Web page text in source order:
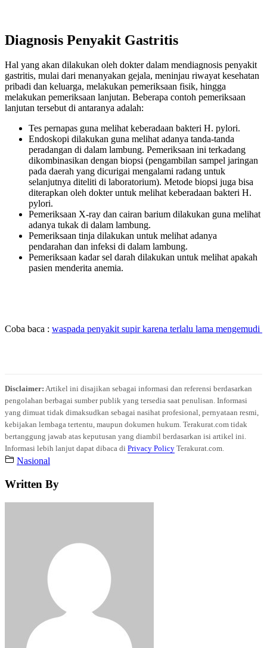
Diagnosis Penyakit Gastritis
Hal yang akan dilakukan oleh dokter dalam mendiagnosis penyakit
gastritis, mulai dari menanyakan gejala, meninjau riwayat kesehatan
pribadi dan keluarga, melakukan pemeriksaan fisik, hingga
melakukan pemeriksaan lanjutan. Beberapa contoh pemeriksaan
lanjutan tersebut di antaranya adalah:
Tes pernapas guna melihat keberadaan bakteri H. pylori.
Endoskopi dilakukan guna melihat adanya tanda-tanda
peradangan di dalam lambung. Pemeriksaan ini terkadang
dikombinasikan dengan biopsi (pengambilan sampel jaringan
pada daerah yang dicurigai mengalami radang untuk
selanjutnya diteliti di laboratorium). Metode biopsi juga bisa
diterapkan oleh dokter untuk melihat keberadaan bakteri H.
pylori.
Pemeriksaan X-ray dan cairan barium dilakukan guna melihat
adanya tukak di dalam lambung.
Pemeriksaan tinja dilakukan untuk melihat adanya
pendarahan dan infeksi di dalam lambung.
Pemeriksaan kadar sel darah dilakukan untuk melihat apakah
pasien menderita anemia.
Coba baca : waspada penyakit supir karena terlalu lama mengemudi
Disclaimer: Artikel ini disajikan sebagai informasi dan referensi berdasarkan
pengolahan berbagai sumber publik yang tersedia saat penulisan. Informasi
yang dimuat tidak dimaksudkan sebagai nasihat profesional, pernyataan resmi,
kebijakan lembaga tertentu, maupun dokumen hukum. Terakurat.com tidak
bertanggung jawab atas keputusan yang diambil berdasarkan isi artikel ini.
Informasi lebih lanjut dapat dibaca di Privacy Policy Terakurat.com.
Nasional
Written By